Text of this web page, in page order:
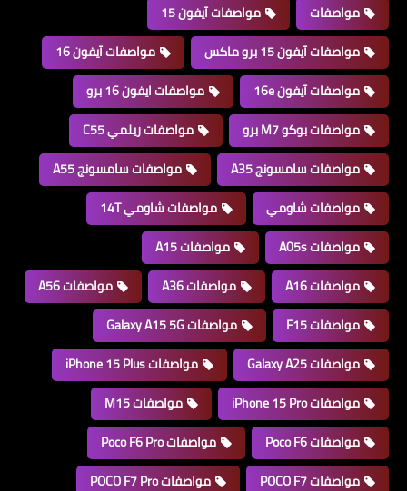
مواصفات
مواصفات آيفون 15
مواصفات آيفون 15 برو ماكس
مواصفات آيفون 16
مواصفات آيفون 16e
مواصفات ايفون 16 برو
مواصفات بوكو M7 برو
مواصفات ريلمي C55
مواصفات سامسونج A35
مواصفات سامسونج A55
مواصفات شاومي
مواصفات شاومي 14T
مواصفات A05s
مواصفات A15
مواصفات A16
مواصفات A36
مواصفات A56
مواصفات F15
مواصفات Galaxy A15 5G
مواصفات Galaxy A25
مواصفات iPhone 15 Plus
مواصفات iPhone 15 Pro
مواصفات M15
مواصفات Poco F6
مواصفات Poco F6 Pro
مواصفات POCO F7
مواصفات POCO F7 Pro